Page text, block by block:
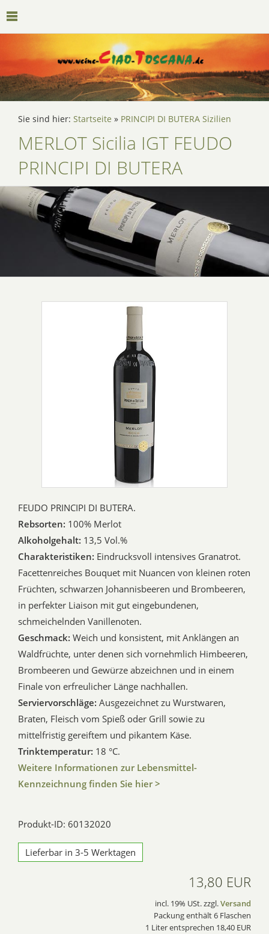
Sie sind hier: Startseite » PRINCIPI DI BUTERA Sizilien
MERLOT Sicilia IGT FEUDO
PRINCIPI DI BUTERA
FEUDO PRINCIPI DI BUTERA.
Rebsorten: 100% Merlot
Alkoholgehalt: 13,5 Vol.%
Charakteristiken: Eindrucksvoll intensives Granatrot.
Facettenreiches Bouquet mit Nuancen von kleinen roten
Früchten, schwarzen Johannisbeeren und Brombeeren,
in perfekter Liaison mit gut eingebundenen,
schmeichelnden Vanillenoten.
Geschmack: Weich und konsistent, mit Anklängen an
Waldfrüchte, unter denen sich vornehmlich Himbeeren,
Brombeeren und Gewürze abzeichnen und in einem
Finale von erfreulicher Länge nachhallen.
Serviervorschläge: Ausgezeichnet zu Wurstwaren,
Braten, Fleisch vom Spieß oder Grill sowie zu
mittelfristig gereiftem und pikantem Käse.
Trinktemperatur: 18 °C.
Weitere Informationen zur Lebensmittel-
Kennzeichnung finden Sie hier >
Produkt-ID: 60132020
Lieferbar in 3-5 Werktagen
13,80 EUR
incl. 19% USt. zzgl.Versand
Packung enthält 6 Flaschen
1 Liter entsprechen 18,40 EUR